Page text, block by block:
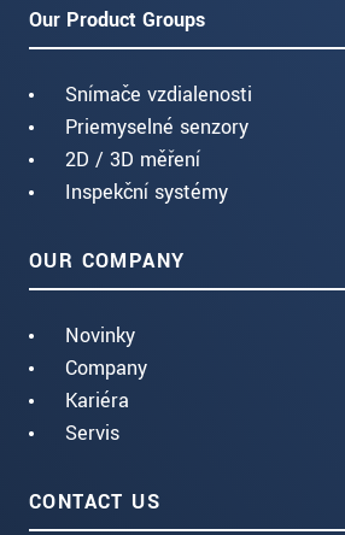
Our Product Groups
Snímače vzdialenosti
Priemyselné senzory
2D / 3D měření
Inspekční systémy
OUR COMPANY
Novinky
Company
Kariéra
Servis
CONTACT US